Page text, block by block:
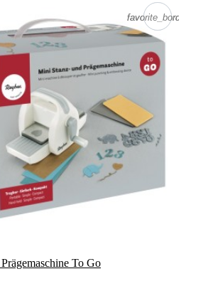
favorite_border
favorite_border
To Go